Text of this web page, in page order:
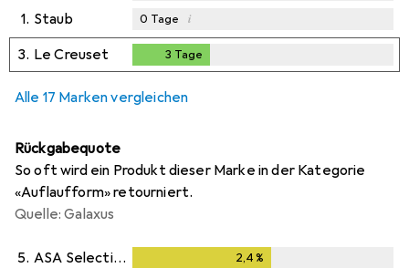
1. Staub 0 Tage i
3. Le Creuset 3 Tage
Alle 17 Marken vergleichen
Rückgabequote
So oft wird ein Produkt dieser Marke in der Kategorie
«Auflaufform» retourniert.
Quelle: Galaxus
5. ASA Selection 2,4%